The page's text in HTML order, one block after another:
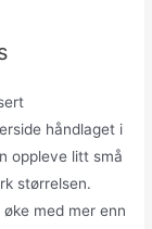
håndlaget i
oppleve litt små
størrelsen.
med mer enn